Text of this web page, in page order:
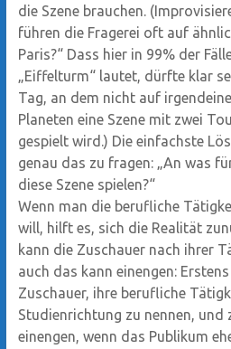
die Szene brauchen.
führen die Fragerei oft auf
Paris?“ Dass hier in 99% der
„Eiffelturm“ lautet, dürfte klar
Tag, an dem nicht auf
Planeten eine Szene mit zwei
gespielt wird.) Die einfachste
genau das zu fragen: „An was
diese Szene spielen?“
Wenn man die berufliche
will, hilft es, sich die Realität
kann die Zuschauer nach ihrer
auch das kann einengen:
Zuschauer, ihre berufliche
Studienrichtung zu nennen, und
einengen, wenn das Publikum